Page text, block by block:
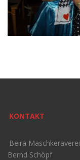
KONTAKT
Beira
Bernd Schöpf